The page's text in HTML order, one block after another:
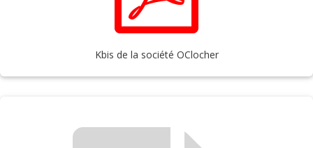
Kbis de la société OClocher